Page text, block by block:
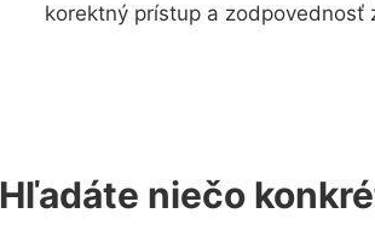
korektný prístup a zodpovednosť
Hľadáte niečo